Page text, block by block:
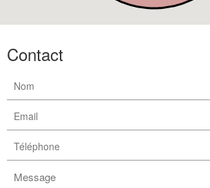
Contact